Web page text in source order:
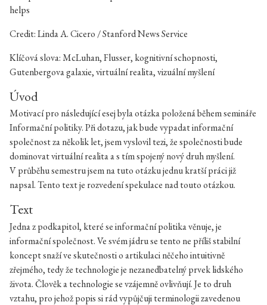
Credit: Linda A. Cicero / Stanford News Service
Klíčová slova: McLuhan, Flusser, kognitivní schopnosti,
Gutenbergova galaxie, virtuální realita, vizuální myšlení
Úvod
Motivací pro následující esej byla otázka položená během semináře
Informační politiky. Při dotazu, jak bude vypadat informační
společnost za několik let, jsem vyslovil tezi, že společnosti bude
dominovat virtuální realita a s tím spojený nový druh myšlení.
V průběhu semestru jsem na tuto otázku jednu kratší práci již
napsal. Tento text je rozvedení spekulace nad touto otázkou.
Text
Jedna z podkapitol, které se informační politika věnuje, je
informační společnost. Ve svém jádru se tento ne příliš stabilní
koncept snaží ve skutečnosti o artikulaci něčeho intuitivně
zřejmého, tedy že technologie je nezanedbatelný prvek lidského
života. Člověk a technologie se vzájemně ovlivňují. Je to druh
vztahu, pro jehož popis si rád vypůjčuji terminologii zavedenou